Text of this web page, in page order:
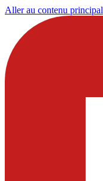
Aller au contenu principal